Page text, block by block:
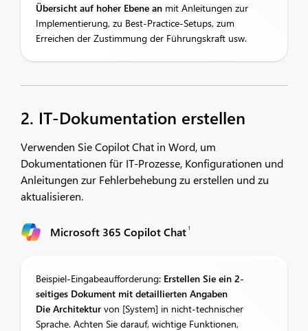
Übersicht auf hoher Ebene an mit Anleitungen zur
Implementierung, zu Best-Practice-Setups, zum
Erreichen der Zustimmung der Führungskraft usw.
2. IT-Dokumentation erstellen
Verwenden Sie Copilot Chat in Word, um
Dokumentationen für IT-Prozesse, Konfigurationen und
Anleitungen zur Fehlerbehebung zu erstellen und zu
aktualisieren.
Microsoft 365 Copilot Chat 1
Beispiel-Eingabeaufforderung: Erstellen Sie ein 2-
seitiges Dokument mit detaillierten Angaben
Die Architektur von [System] in nicht-technischer
Sprache. Achten Sie darauf, wichtige Funktionen,